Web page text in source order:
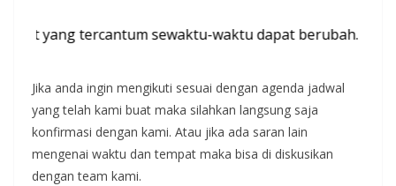
yang tercantum sewaktu-waktu dapat berubah. Terima
Jika anda ingin mengikuti sesuai dengan agenda jadwal
yang telah kami buat maka silahkan langsung saja
konfirmasi dengan kami. Atau jika ada saran lain
mengenai waktu dan tempat maka bisa di diskusikan
dengan team kami.